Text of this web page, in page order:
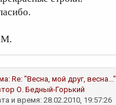
Re: "Весна, мой друг, весна..."
О. Бедный-Горький
и время: 28.02.2010, 19:57:26